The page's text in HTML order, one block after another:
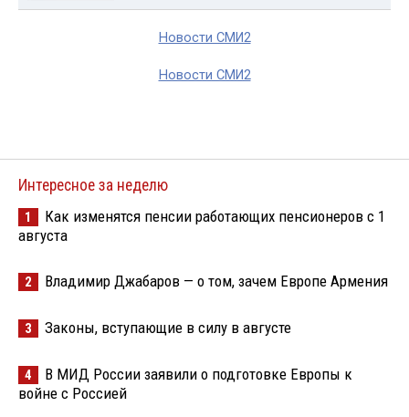
Новости СМИ2
Новости СМИ2
Интересное за неделю
1
Как изменятся пенсии работающих пенсионеров с 1
августа
2 Владимир Джабаров — о том, зачем Европе Армения
3 Законы, вступающие в силу в августе
4
В МИД России заявили о подготовке Европы к
войне с Россией